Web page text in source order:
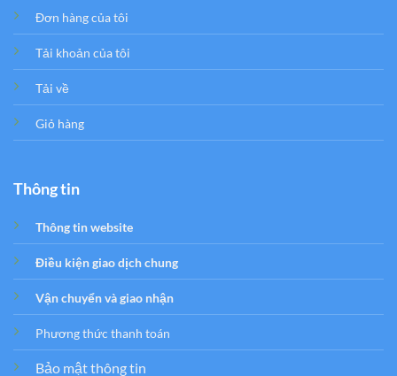
Đơn hàng của tôi
Tải khoản của tôi
Tải về
Giỏ hàng
Thông tin
Thông tin website
Điều kiện giao dịch chung
Vận chuyển và giao nhận
Phương thức thanh toán
Bảo mật thông tin